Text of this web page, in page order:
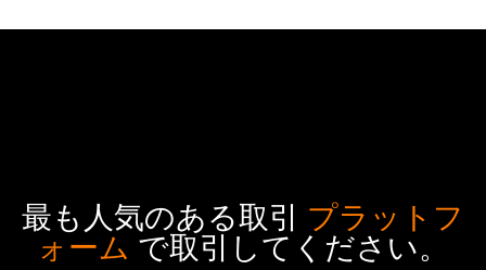
最も人気のある取引 プラットフ
ォーム で取引してください。